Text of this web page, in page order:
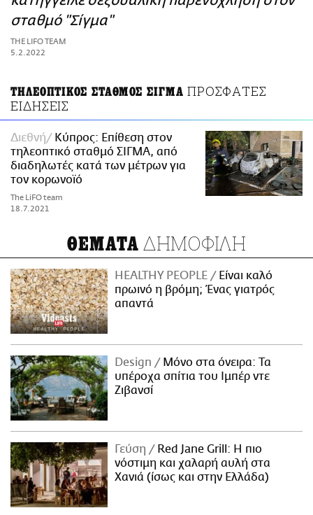
ΑΜΠΑ
PRINT
σταθμό "Σίγμα"
THE LIFO TEAM
5.2.2022
ΤΗΛΕΟΠΤΙΚΟΣ ΣΤΑΘΜΟΣ ΣΙΓΜΑ ΠΡΟΣΦΑΤΕΣ
ΕΙΔΗΣΕΙΣ
Διεθνή
Κύπρος: Επίθεση στον
τηλεοπτικό σταθμό ΣΙΓΜΑ, από
διαδηλωτές κατά των μέτρων για
τον κορωνοϊό
The LiFO team
18.7.2021
ΘΕΜΑΤΑ ΔΗΜΟΦΙΛΗ
HEALTHY PEOPLE
Είναι καλό
πρωινό η βρόμη; Ένας γιατρός
απαντά
Design
Μόνο στα όνειρα: Τα
υπέροχα σπίτια του Ιμπέρ ντε
Ζιβανσί
Γεύση
Red Jane Grill: Η πιο
νόστιμη και χαλαρή αυλή στα
Χανιά (ίσως και στην Ελλάδα)